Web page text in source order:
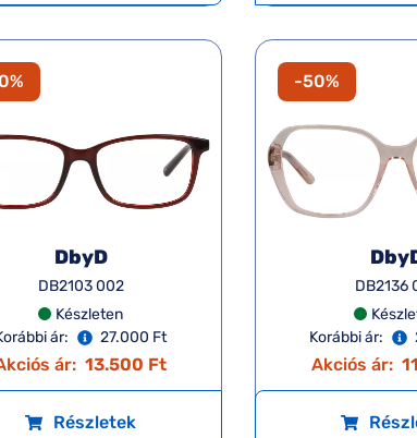
DbyD
DB2103 002
Készleten
ár:
27.000 Ft
ár: 13.500 Ft
Részletek
-50%
DB2136
Korábbi ár:
Akciós ár: